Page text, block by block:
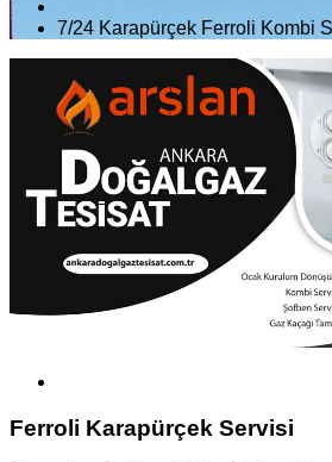
7/24 Karapürçek Ferroli Kombi
Ferroli Karapürçek Servisi